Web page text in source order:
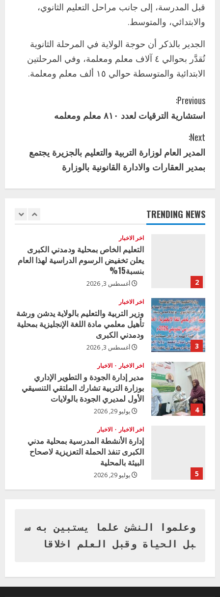
قبل المدرسة، إلى جانب مراحل التعليم الثانوي،
والابتدائي، والمتوسط.
الجدير بالذكر أن حوجة الولاية في المرحلة الثانوية
تُقدَّر بحوالي ٤ آلاف معلم ومعلمة، وفي المرحلتين
الابتدائية والمتوسطة حوالي ١٥ ألف معلم ومعلمة.
C
o
n
t
i
n
u
e
a
d
i
n
g
Previous:
استشارية الترقيات لعدد ٨١٠ معلم ومعلمه
Next:
المدير العام لوزارة التربية والتعليم بالجزيرة يجتمع
بمدير العقارات والادارة القانونية بالوزارة
TRENDING NEWS
3
تأهيل معلمي مادة اللغة الإنجليزية بمحلية
ودمدني الكبرى
اخر الاخبار الاخبار
مدير إدارة الجودة و التطوير الإداري
بوزارة التربية تشارك الملتقي التنسيقي
الأول لمديري الجودة بالولايات
5
اخر الاخبار
إدارة الأنشطة المدرسية بمحلية مدني
يوليو 29, 2026
1
اخر الاخبار
2
اخر الاخبار
التعليم الخاص بمحلية ودمدني الكبرى
يعلن تخفيض الرسوم الدراسية لهذا العام
بنسبة15%
أغسطس 3, 2026
3
اخر الاخبار
وزير التربية والتعليم بالولاية يدشن ورشة
تأهيل معلمي مادة اللغة الإنجليزية بمحلية
ودمدني الكبرى
أغسطس 3, 2026
4
اخر الاخبار الاخبار
مدير إدارة الجودة و التطوير الإداري
بوزارة التربية تشارك الملتقي التنسيقي
الأول لمديري الجودة بالولايات
يوليو 29, 2026
5
اخر الاخبار الاخبار
إدارة الأنشطة المدرسية بمحلية مدني
الكبرى تنفذ الحملة التعزيزية لاصحاح
البيئة بالمحلية
يوليو 29, 2026
بنات بمحلية ود مدني الكبرى
أغسطس 3, 2026
يعلن تخفيض الرسوم الدراسية لهذا العام
بنسبة15%
وعلموا النشئ علما يستبين به س
بل الحياة وقبل العلم اخلاقا